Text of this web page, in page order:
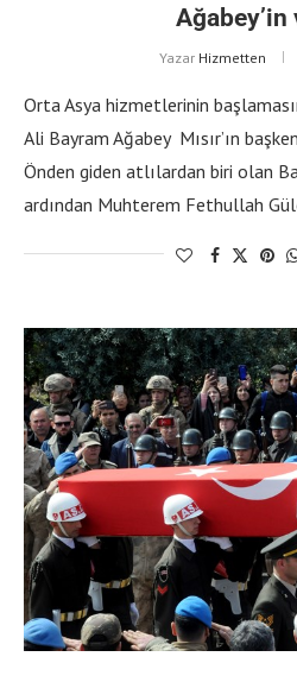
Ağabey’in
Yazar Hizmetten
Orta Asya hizmetlerinin
Ali Bayram Ağabey Mısır’ın
Önden giden atlılardan biri olan
ardından Muhterem Fethullah